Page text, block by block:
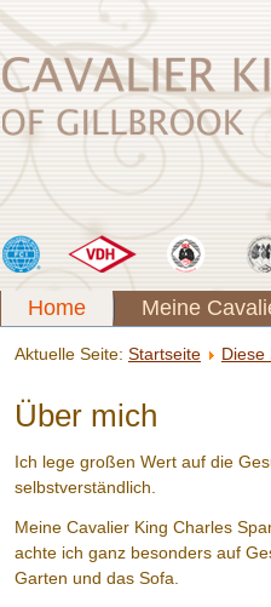
Home Meine
Aktuelle Seite: Startseite Diese
Über mich
Ich lege großen Wert auf die
selbstverständlich.
Meine Cavalier King Charles
achte ich ganz besonders auf
Garten und das Sofa.